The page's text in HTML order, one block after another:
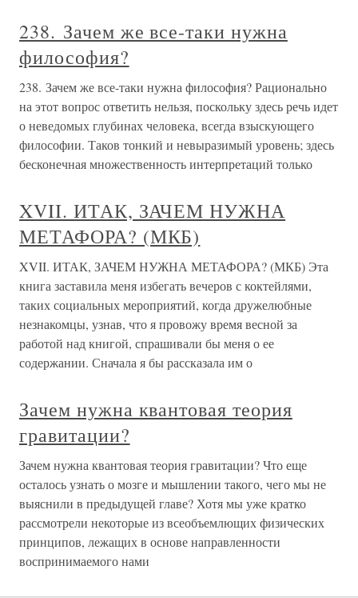
238. Зачем же все-таки нужна
философия?
238. Зачем же все-таки нужна философия? Рационально
на этот вопрос ответить нельзя, поскольку здесь речь идет
о неведомых глубинах человека, всегда взыскующего
философии. Таков тонкий и невыразимый уровень; здесь
бесконечная множественность интерпретаций только
XVII. ИТАК, ЗАЧЕМ НУЖНА
МЕТАФОРА? (МКБ)
XVII. ИТАК, ЗАЧЕМ НУЖНА МЕТАФОРА? (МКБ) Эта
книга заставила меня избегать вечеров с коктейлями,
таких социальных мероприятий, когда дружелюбные
незнакомцы, узнав, что я провожу время весной за
работой над книгой, спрашивали бы меня о ее
содержании. Сначала я бы рассказала им о
Зачем нужна квантовая теория
гравитации?
Зачем нужна квантовая теория гравитации? Что еще
осталось узнать о мозге и мышлении такого, чего мы не
выяснили в предыдущей главе? Хотя мы уже кратко
рассмотрели некоторые из всеобъемлющих физических
принципов, лежащих в основе направленности
воспринимаемого нами